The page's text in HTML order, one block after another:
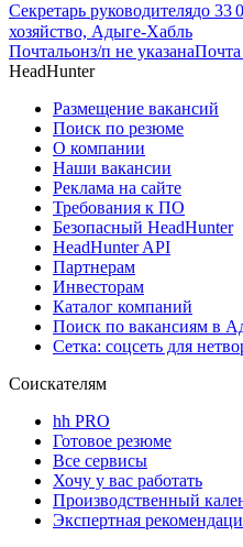
Секретарь руководителядо 33
хозяйство, Адыге-Хабль
Почтальонз/п не указана
HeadHunter
Размещение вакансий
Поиск по резюме
О компании
Наши вакансии
Реклама на сайте
Требования к ПО
Безопасный HeadHunter
HeadHunter API
Партнерам
Инвесторам
Каталог компаний
Поиск по вакансиям в
Сетка: соцсеть для
Соискателям
hh PRO
Готовое резюме
Все сервисы
Хочу у вас работать
Производственный
Экспертная